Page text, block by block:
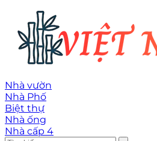
Nhà vườn
Nhà Phố
Biệt thự
Nhà ống
Nhà cấp 4